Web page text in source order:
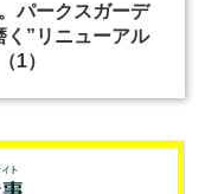
パークスガーデ
く”リニューアル
1）